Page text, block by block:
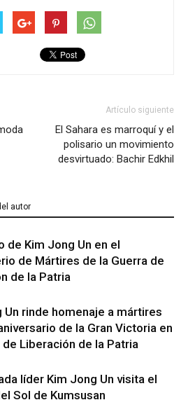
Artículo siguiente
El Sahara es marroquí y el
polisario un movimiento
desvirtuado: Bachir Edkhil
autor
de Kim Jong Un en el
de Mártires de la Guerra de
de la Patria
Un rinde homenaje a mártires
de la Gran Victoria en
de Liberación de la Patria
líder Kim Jong Un visita el
Sol de Kumsusan